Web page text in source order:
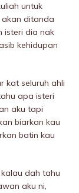
untuk
ditanda
isteri dia nak
kehidupan
kat seluruh ahli
apa isteri
aku tapi
biarkan kau
batin kau
dah tahu
aku ni,